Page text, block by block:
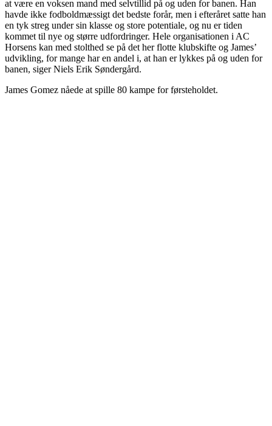
at være en voksen mand med selvtillid på og uden for banen. Han
havde ikke fodboldmæssigt det bedste forår, men i efteråret satte han
en tyk streg under sin klasse og store potentiale, og nu er tiden
kommet til nye og større udfordringer. Hele organisationen i AC
Horsens kan med stolthed se på det her flotte klubskifte og James’
udvikling, for mange har en andel i, at han er lykkes på og uden for
banen, siger Niels Erik Søndergård.
James Gomez nåede at spille 80 kampe for førsteholdet.